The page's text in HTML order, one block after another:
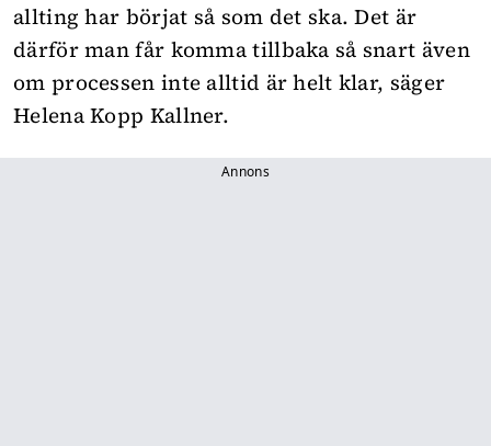
allting har börjat så som det ska. Det är
därför man får komma tillbaka så snart även
om processen inte alltid är helt klar, säger
Helena Kopp Kallner.
Annons